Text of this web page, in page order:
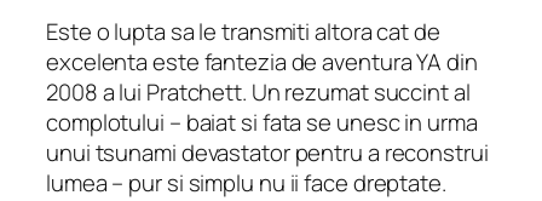
Este o lupta sa le transmiti altora cat de
excelenta este fantezia de aventura YA din
2008 a lui Pratchett. Un rezumat succint al
complotului – baiat si fata se unesc in urma
unui tsunami devastator pentru a reconstrui
lumea – pur si simplu nu ii face dreptate.